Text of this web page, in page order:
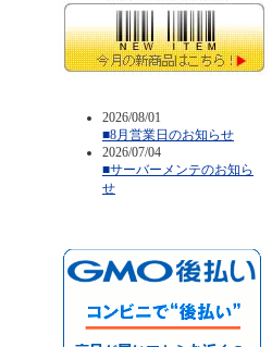
2026/08/01
■8月営業日のお知らせ
2026/07/04
■サーバーメンテのお知ら
せ